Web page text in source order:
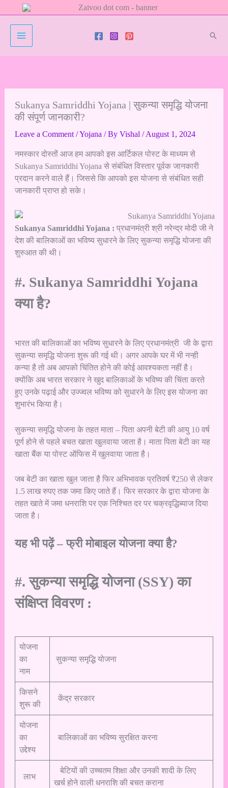
to
Sukanya Samriddhi Yojana | सुकन्या समृद्धि योजना
की संपूर्ण जानकारी?
Leave a Comment /Yojana / By Vishal /August 1, 2024
नमस्कार दोस्तों आज हम आपको इस आर्टिकल पोस्ट के माध्यम से
Sukanya Samriddhi Yojana से संबंधित विस्तार पूर्वक जानकारी
प्रदान करने वाले हैं। जिससे कि आपको इस योजना से संबंधित सही
जानकारी प्राप्त हो सके।
Sukanya Samriddhi Yojana : प्रधानमंत्री श्री नरेन्द्र मोदी जी ने
देश की बालिकाओं का भविष्य सुधारने के लिए सुकन्या समृद्धि योजना की
शुरुआत की थी।
#. Sukanya Samriddhi Yojana
क्या है?
भारत की बालिकाओं का भविष्य सुधारने के लिए प्रधानमंत्री जी के द्वारा
सुकन्या समृद्धि योजना शुरू की गई थी। अगर आपके घर में भी नन्ही
कन्या है तो अब आपको चिंतित होने की कोई आवश्यकता नहीं है।
क्योंकि अब भारत सरकार ने खुद बालिकाओं के भविष्य की चिंता करते
हुए उनके पढ़ाई और उज्ज्वल भविष्य को सुधारने के लिए इस योजना का
शुभारंभ किया है।
सुकन्या समृद्धि योजना के तहत माता – पिता अपनी बेटी की आयु 10 वर्ष
पूर्ण होने से पहले बचत खाता खुलवाया जाता है। माता पिता बेटी का यह
खाता बैंक या पोस्ट ऑफिस में खुलवाया जाता है।
जब बेटी का खाता खुल जाता है फिर अभिभावक प्रतिवर्ष ₹250 से लेकर
1.5 लाख रुपए तक जमा किए जाते हैं। फिर सरकार के द्वारा योजना के
तहत खाते में जमा धनराशि पर एक निश्चित दर पर चक्रवृद्धिब्याज दिया
जाता है।
यह भी पढ़ें –फ्री मोबाइल योजना क्या है?
#. सुकन्या समृद्धि योजना (SSY) का
संक्षिप्त विवरण :
योजना
का
नाम
सुकन्या समृद्धि योजना
किसने
शुरू की
केंद्र सरकार
योजना
का
उद्देश्य
बालिकाओं का भविष्य सुरक्षित करना
लाभ
बेटियों की उच्चतम शिक्षा और उनकी शादी के लिए
खर्च होने वाली धनराशि की बचत कराना